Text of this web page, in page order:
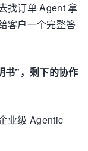
找订单 Agent 拿
客户一个完整答
书"，剩下的协作
业级 Agentic